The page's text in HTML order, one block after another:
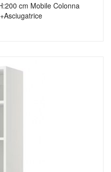
cm Mobile Colonna